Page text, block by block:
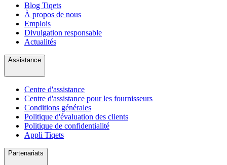
Blog Tiqets
À propos de nous
Emplois
Divulgation responsable
Actualités
Assistance
Centre d'assistance
Centre d'assistance pour les fournisseurs
Conditions générales
Politique d'évaluation des clients
Politique de confidentialité
Appli Tiqets
Partenariats